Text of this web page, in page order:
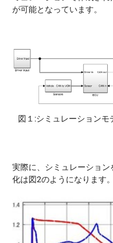
が可能となっています。
図１:シミュレーションモ
実際に、シミュレーショ
化は図2のようになります。